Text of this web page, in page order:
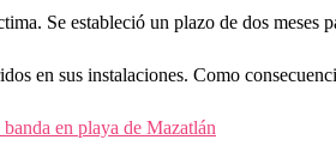
Se estableció un plazo de dos meses
en sus instalaciones. Como
en playa de Mazatlán